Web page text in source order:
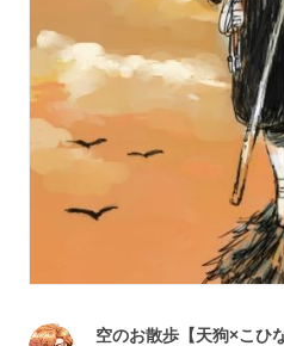
空のお散歩【天狗×こひな